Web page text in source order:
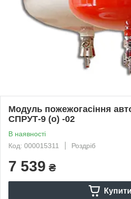
Модуль пожежогасіння
СПРУТ-9 (о) -02
В наявності
Код: 000015311
Роздріб
7 539 ₴
Купити